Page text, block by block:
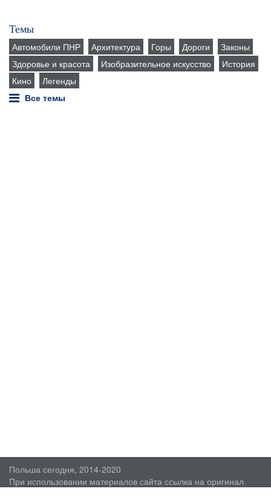
Темы
Автомобили ПНР Архитектура Горы Дороги
Законы
Здоровье и красота
Изобразительное искусство
История
Кино
Легенды
Все темы
Польша сегодня, 2014-2020
При использовании материалов сайта ссылка на оригинал